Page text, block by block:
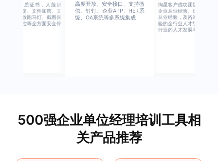
业权威资质证书，人脸识
、设备绑定、文件加密、文
水印、播放跑马灯、截图保
、权限管控等全方面安全保
高度开放、安全接口、支持微
信、钉钉、企业APP、HER系
统、OA系统等多系统集成
绚星客户成功团队，由有多
企业从业经验、优秀培训机
从业经验，及咨询公司从业
验的全行业人才组成，涉猎
行业的人才发展与培养模块
500强企业单位经理培训工具相
关产品推荐